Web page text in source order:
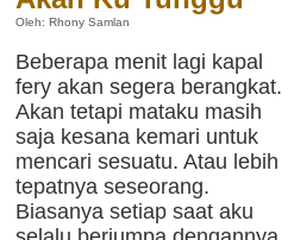
Oleh: Rhony Samlan
Beberapa menit lagi kapal
fery akan segera berangkat.
Akan tetapi mataku masih
saja kesana kemari untuk
mencari sesuatu. Atau lebih
tepatnya seseorang.
Biasanya setiap saat aku